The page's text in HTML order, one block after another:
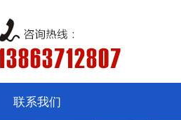
联系我们